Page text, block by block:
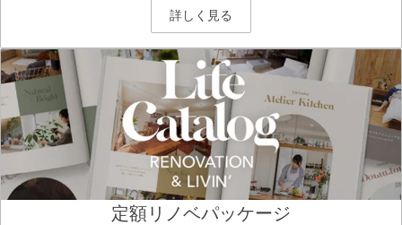
詳しく見る
定額リノベパッケージ